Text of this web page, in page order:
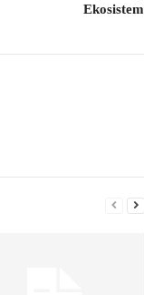
Ekosistem